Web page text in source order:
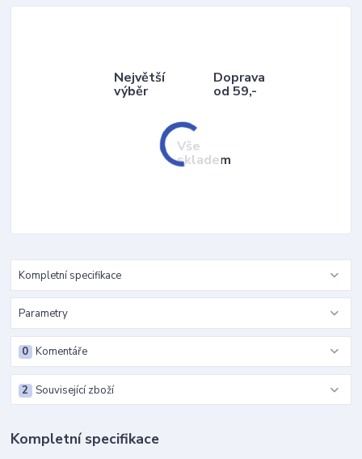
Největší
výběr
Doprava
od 59,-
Vše
skladem
Kompletní specifikace
Parametry
Komentáře
0
Související zboží
2
Kompletní specifikace